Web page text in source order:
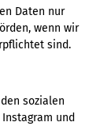
Daten nur
wenn wir
sind.
sozialen
und